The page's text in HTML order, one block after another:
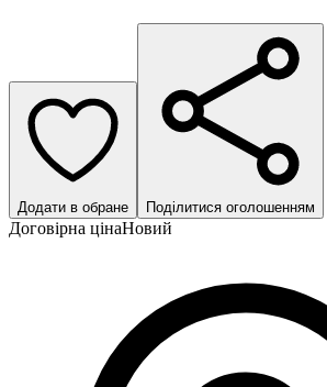
Додати в обране Поділитися оголошенням
Договірна цінаНовий